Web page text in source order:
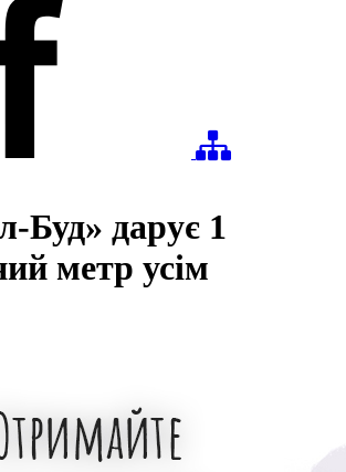
Буд» дарує 1
метр усім